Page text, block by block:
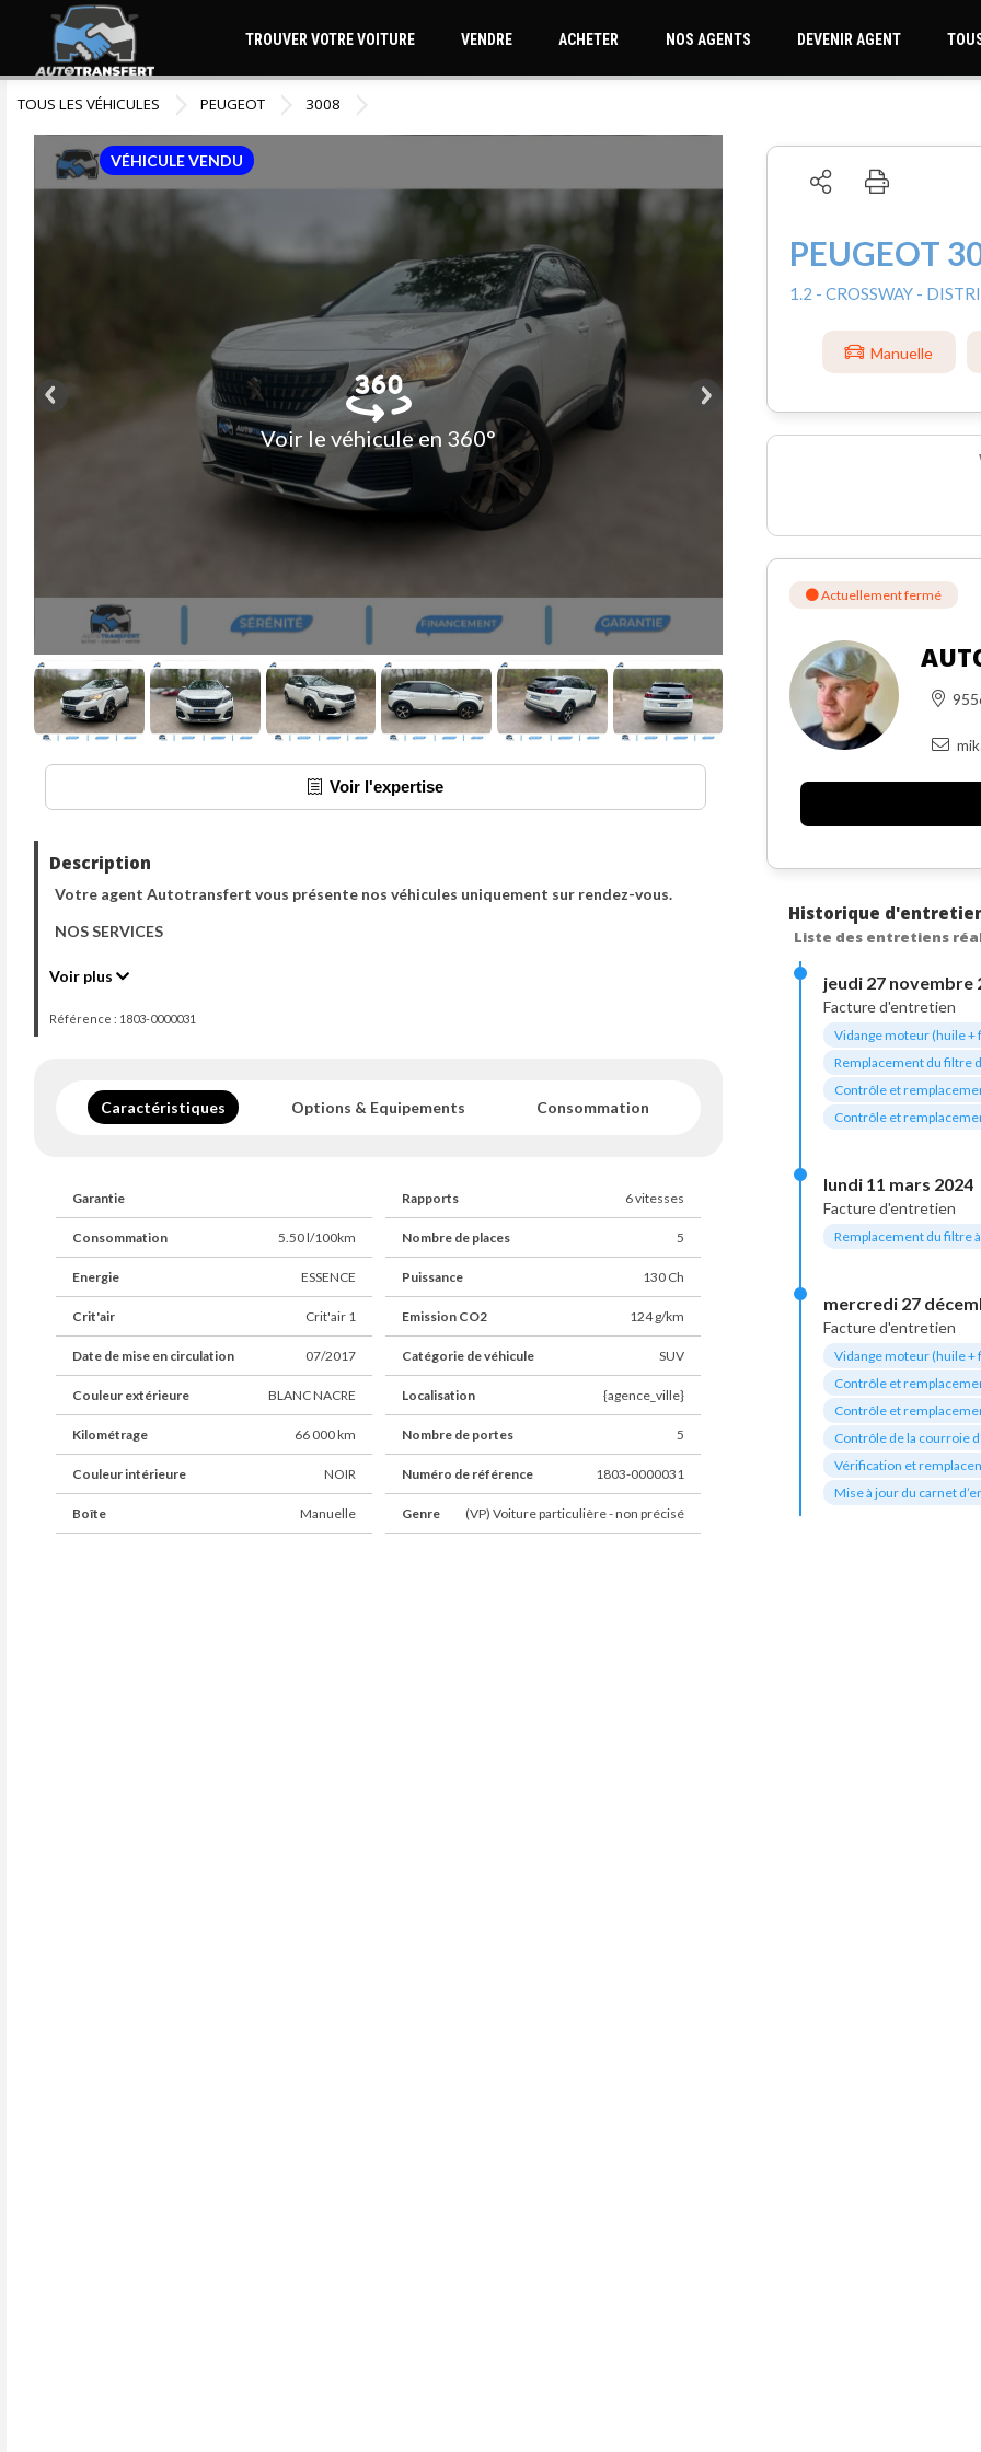
TROUVER VOTRE VOITURE VENDRE ACHETER NOS AGENTS DEVENIR AGENT
TOUS LES VÉHICULES PEUGEOT 3008
Voir le véhicule en 360°
VÉHICULE VENDU
Voir l'expertise
Description
Votre agent Autotransfert vous présente nos véhicules uniquement sur rendez-vous.
NOS SERVICES
- TOUT NOS VÉHICULES SONT VENDUS AVEC GARANTIE ASSIMILÉE CONSTRUCTEUR,
ET VALABLE DANS TOUTE L'UNION EUROPÉENNE
- FINANCEMENT
- VISITE VIRTUELLE
- RAPPORT D'INSPECTION ET CARNET D'ENTRETIEN SUR NOTRE SITE WEB
- Gestion admnistrative
- Paiement sécurisé
- Protection juridique
Des erreurs peuvent se glisser dans nos annonces
Voir plus
Référence : 1803-0000031
Caractéristiques Options & Equipements Consommation
Garantie
Consommation 5.50 l/100km
Energie ESSENCE
Crit'air Crit'air 1
Date de mise en circulation 07/2017
Couleur extérieure BLANC NACRE
Kilométrage 66 000 km
Couleur intérieure NOIR
Boîte Manuelle
Rapports 6 vitesses
Nombre de places 5
Puissance 130 Ch
Emission CO2 124 g/km
Catégorie de véhicule SUV
Localisation {agence_ville}
Nombre de portes 5
Numéro de référence 1803-0000031
Genre (VP) Voiture particulière - non précisé
PEUGEOT
1.2 - CROSSWAY -
Manuelle
Actuellement fermé
Historique
Liste des entretiens
jeudi 27 novembre
Facture d'entretien
Vidange moteur (huile +
Remplacement du filtre
Contrôle et
Contrôle et
lundi 11 mars 2024
Facture d'entretien
Remplacement du filtre
mercredi 27
Facture d'entretien
Vidange moteur (huile +
Contrôle et
Contrôle et
Contrôle de la courroie
Vérification et
Mise à jour du carnet